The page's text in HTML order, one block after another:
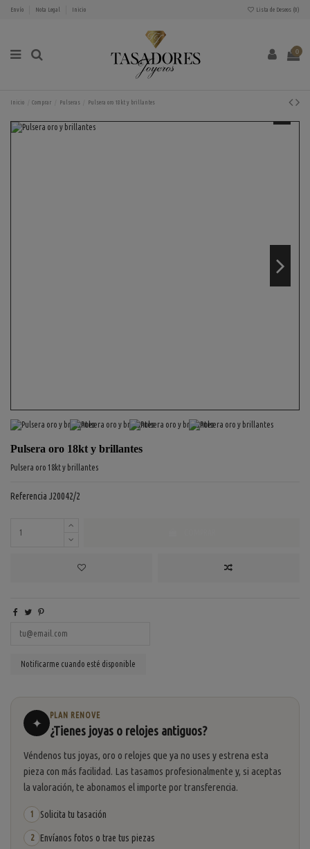
Envío Nota Legal Inicio Lista de Deseos (0)
0
Inicio Comprar Pulseras Pulsera oro 18kt y brillantes
Pulsera oro 18kt y brillantes
Pulsera oro 18kt y brillantes
Referencia J20042/2
✦
PLAN RENOVE
¿Tienes joyas o relojes antiguos?
Véndenos tus joyas, oro o relojes que ya no uses y estrena esta
pieza con más facilidad. Las tasamos profesionalmente y, si aceptas
la valoración, te abonamos el importe por transferencia.
1 Solicita tu tasación
2 Envíanos fotos o trae tus piezas